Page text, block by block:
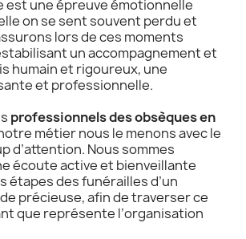
est une épreuve émotionnelle
on se sent souvent perdu et
lors de ces moments
un accompagnement et
humain et rigoureux, une
et professionnelle.
professionnels des obsèques en
métier nous le menons avec le
d’attention. Nous sommes
écoute active et bienveillante
étapes des funérailles d’un
précieuse, afin de traverser ce
que représente l’organisation